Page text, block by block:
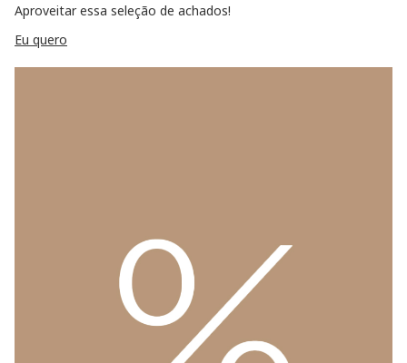
Aproveitar essa seleção de achados!
Eu quero